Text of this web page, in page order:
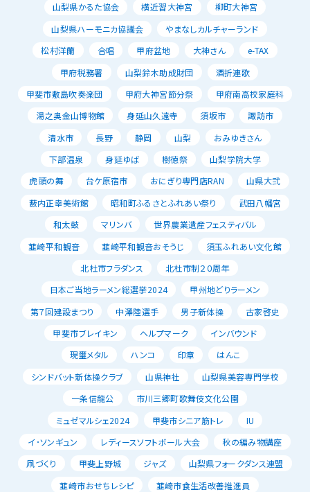
山梨県かるた協会
横近習大神宮
柳町大神宮
山梨県ハーモニカ協議会
やまなしカルチャーランド
松村洋蘭
合唱 甲府盆地 大神さん
e-TAX
甲府税務署
山梨鈴木助成財団
酒折連歌
甲斐市敷島吹奏楽団
甲府大神宮節分祭
甲府南高校家庭科
湯之奥金山博物館
身延山久遠寺 須坂市
諏訪市
清水市
長野 静岡 山梨
おみゆきさん
下部温泉
身延ゆば 樹徳祭
山梨学院大学
虎頭の舞
台ケ原宿市 おにぎり専門店RAN
山県大弐
薮内正幸美術館
昭和町ふるさとふれあい祭り
武田八幡宮
和太鼓
マリンバ
世界農業遺産フェスティバル
韮崎平和観音
韮崎平和観音おそうじ
須玉ふれあい文化館
北杜市フラダンス
北杜市制２０周年
日本ご当地ラーメン総選挙2024
甲州地どりラーメン
第７回建設まつり
中澤陸選手 男子新体操
古家啓史
甲斐市ブレイキン
ヘルプマーク
インバウンド
現璽メタル
ハンコ 印章
はんこ
シンドバット新体操クラブ
山県神社
山梨県美容専門学校
一条信龍公
市川三郷町歌舞伎文化公園
ミュゼマルシェ2024
甲斐市シニア筋トレ
IU
イ･ソンギュン
レディースソフトボール大会
秋の編み物講座
凧づくり
甲斐上野城 ジャズ
山梨県フォークダンス連盟
韮崎市おせちレシピ
韮崎市食生活改善推進員